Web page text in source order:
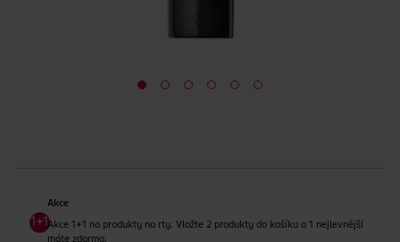
Akce
Akce 1+1 na produkty na rty. Vložte 2 produkty do košíku a 1 nejlevnější
máte zdarma.